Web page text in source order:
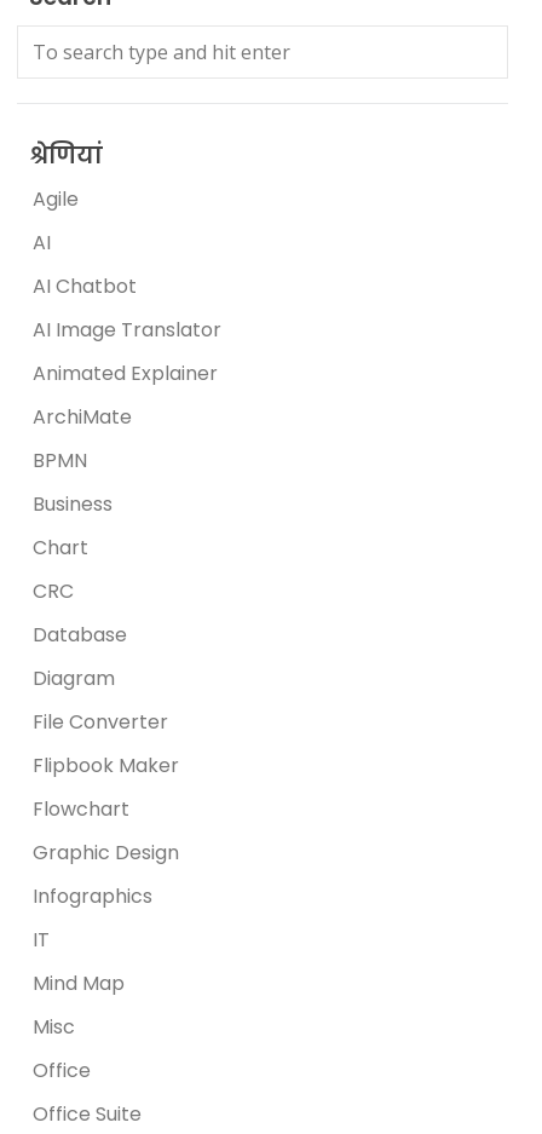
श्रेणियां
Agile
AI
AI Chatbot
AI Image Translator
Animated Explainer
ArchiMate
BPMN
Business
Chart
CRC
Database
Diagram
File Converter
Flipbook Maker
Flowchart
Graphic Design
Infographics
IT
Mind Map
Misc
Office
Office Suite